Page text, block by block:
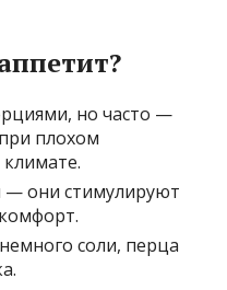
но часто —
плохом
— они стимулируют
соли, перца